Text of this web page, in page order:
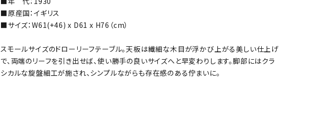
■原産国：イギリス
■サイズ：W61(+46) x D61 x H76（cm）
スモールサイズのドローリーフテーブル。天板は繊細な木目が浮かび上がる美しい仕上げ
で、両端のリーフを引き出せば、使い勝手の良いサイズへと早変わりします。脚部にはクラ
シカルな旋盤細工が施され、シンプルながらも存在感のある佇まいに。